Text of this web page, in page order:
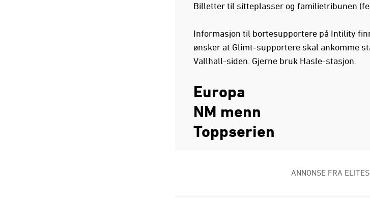
Billetter til sitteplasser og familietribunen
Informasjon til bortesupportere på Intility
ønsker at Glimt-supportere skal ankomme
Vallhall-siden. Gjerne bruk Hasle-stasjon.
Europa
NM menn
Toppserien
ANNONSE FRA